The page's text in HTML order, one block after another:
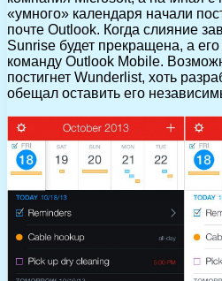
«умного» календаря начали
почте Outlook. Когда слияние
Sunrise будет прекращена, а
команду Outlook Mobile.
постигнет Wunderlist, хоть
обещал оставить его